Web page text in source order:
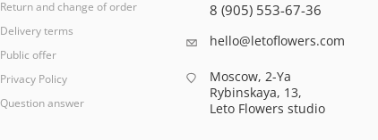
Return and change of order
Delivery terms
Public offer
Privacy Policy
Question answer
8 (905) 553-67-36
hello@letoflowers.com
Moscow, 2-Ya
Rybinskaya, 13,
Leto Flowers studio